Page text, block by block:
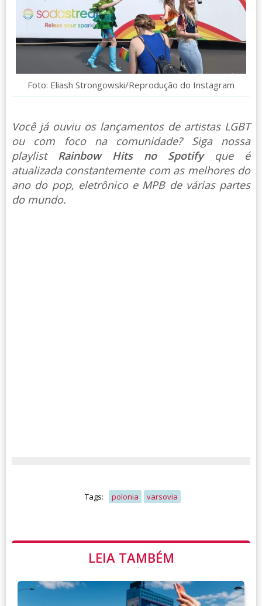
Foto: Eliash Strongowski/Reprodução do Instagram
Você já ouviu os lançamentos de artistas LGBT
ou com foco na comunidade? Siga nossa
playlist Rainbow Hits no Spotify que é
atualizada constantemente com as melhores do
ano do pop, eletrônico e MPB de várias partes
do mundo.
Tags: polonia varsovia
LEIA TAMBÉM